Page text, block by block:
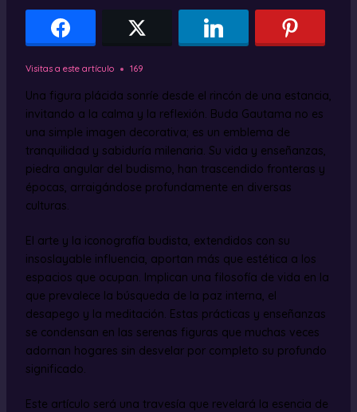
Visitas a este artículo 169
Una figura plácida sonríe desde el rincón de una estancia,
invitando a la calma y la reflexión. Buda Gautama no es
una simple imagen decorativa; es un emblema de
tranquilidad y sabiduría milenaria. Su vida y enseñanzas,
piedra angular del budismo, han trascendido fronteras y
épocas, arraigándose profundamente en diversas
culturas.
El arte y la iconografía budista, extendidos con su
insoslayable influencia, aportan más que estética a los
espacios que ocupan. Implican una filosofía de vida en la
que prevalece la búsqueda de la paz interna, el
desapego y la meditación. Estas prácticas y enseñanzas
se condensan en las serenas figuras que muchas veces
adornan hogares sin desvelar por completo su profundo
significado.
Este artículo será una travesía que revelará la esencia de